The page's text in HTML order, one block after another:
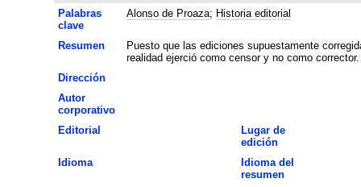
Palabras
clave
Alonso de Proaza; Historia editorial
Resumen
Puesto que las ediciones supuestamente
realidad ejerció como censor y no como corrector.
Dirección
Autor
corporativo
Editorial
Lugar de
edición
Idioma
Idioma del
resumen